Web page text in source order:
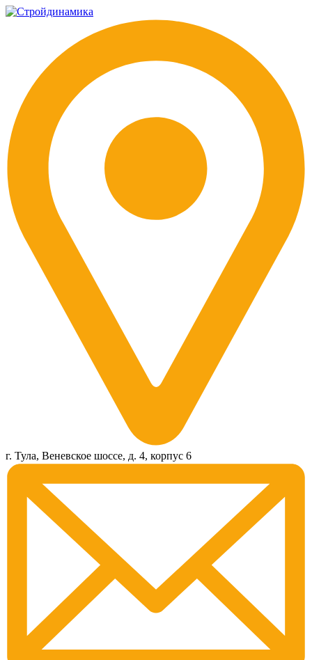
г. Тула, Веневское шоссе, д. 4, корпус 6